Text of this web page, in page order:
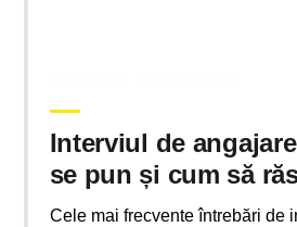
Interviul de
se pun și cum să
2025
Cele mai frecvente întrebări de